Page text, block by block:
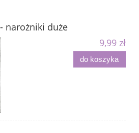
narożniki duże
9,99 zł
do koszyka